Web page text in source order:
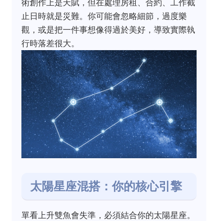
術創作上是天賦，但在處理房租、合約、工作截
止日時就是災難。你可能會忽略細節，過度樂
觀，或是把一件事想像得過於美好，導致實際執
行時落差很大。
太陽星座混搭：你的核心引擎
單看上升雙魚會失準，必須結合你的太陽星座。